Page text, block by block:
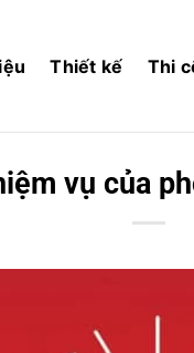
Thiết kế Thi
vụ của